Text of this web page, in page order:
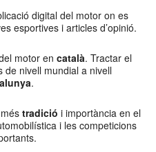
digital del motor on es
esportives i articles d’opinió.
motor en català. Tractar el
de nivell mundial a nivell
.
tradició i importància en el
i les competicions